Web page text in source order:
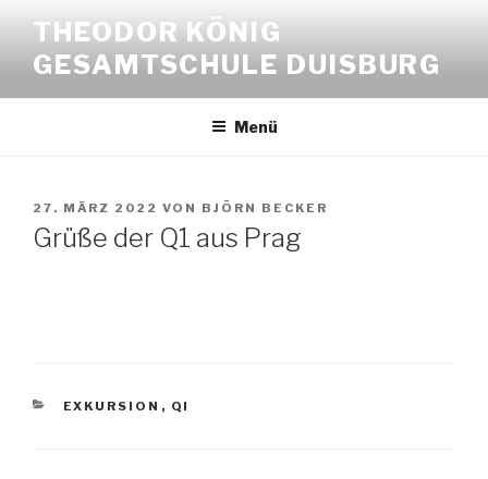
springen
THEODOR KÖNIG
GESAMTSCHULE DUISBURG
Menü
VERÖFFENTLICHT
AM
27. MÄRZ 2022 VON BJÖRN BECKER
Grüße der Q1 aus Prag
KATEGORIEN
EXKURSION , QI